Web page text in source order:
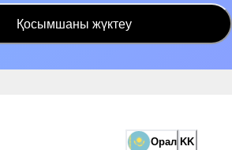
Қосымшаны жүктеу
Орал KK